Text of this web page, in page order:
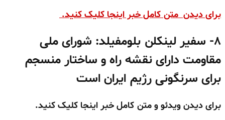
برای دیدن متن کامل خبر اینجا کلیک کنید.
۸- سفیر لینکلن بلومفیلد: شورای ملی
مقاومت دارای نقشه راه و ساختار منسجم
برای سرنگونی رژیم ایران است
برای دیدن ویدئو و متن کامل خبر اینجا کلیک کنید.